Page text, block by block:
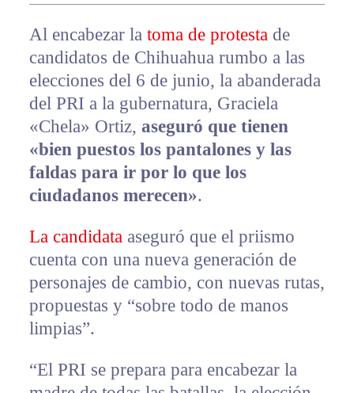
Al encabezar la toma de protesta de
candidatos de Chihuahua rumbo a las
elecciones del 6 de junio, la abanderada
del PRI a la gubernatura, Graciela
«Chela» Ortiz, aseguró que tienen
«bien puestos los pantalones y las
faldas para ir por lo que los
ciudadanos merecen».
La candidata aseguró que el priismo
cuenta con una nueva generación de
personajes de cambio, con nuevas rutas,
propuestas y “sobre todo de manos
limpias”.
“El PRI se prepara para encabezar la